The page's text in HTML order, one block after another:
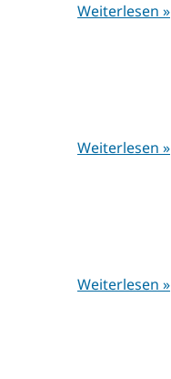
Weiterlesen »
Weiterlesen »
Weiterlesen »